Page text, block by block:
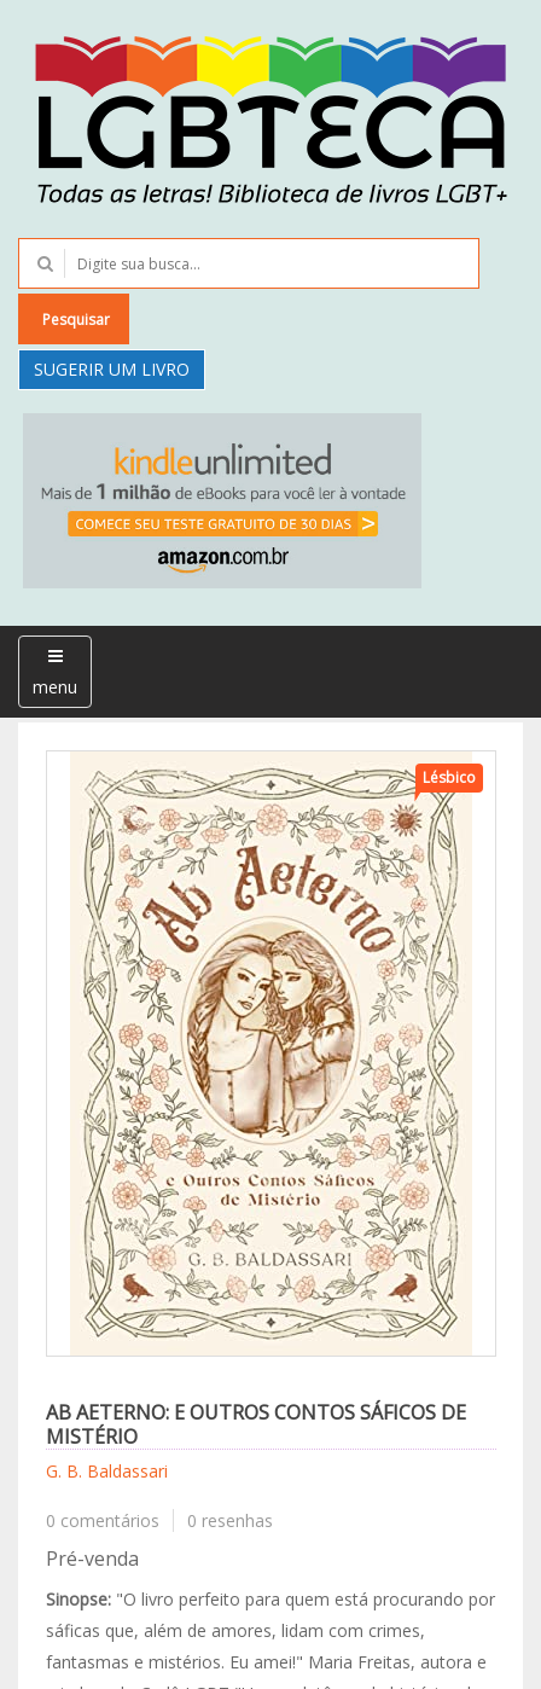
Pesquisar
SUGERIR UM LIVRO
menu
Lésbico
AB AETERNO: E OUTROS CONTOS SÁFICOS DE
MISTÉRIO
G. B. Baldassari
0 comentários 0 resenhas
Pré-venda
Sinopse:"O livro perfeito para quem está procurando por
sáficas que, além de amores, lidam com crimes,
fantasmas e mistérios. Eu amei!" Maria Freitas, autora e